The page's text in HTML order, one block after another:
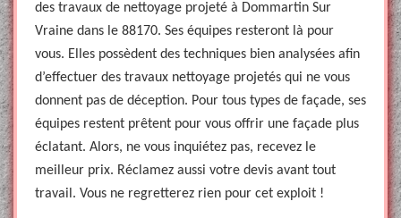
des travaux de nettoyage projeté à Dommartin Sur
Vraine dans le 88170. Ses équipes resteront là pour
vous. Elles possèdent des techniques bien analysées afin
d’effectuer des travaux nettoyage projetés qui ne vous
donnent pas de déception. Pour tous types de façade, ses
équipes restent prêtent pour vous offrir une façade plus
éclatant. Alors, ne vous inquiétez pas, recevez le
meilleur prix. Réclamez aussi votre devis avant tout
travail. Vous ne regretterez rien pour cet exploit !